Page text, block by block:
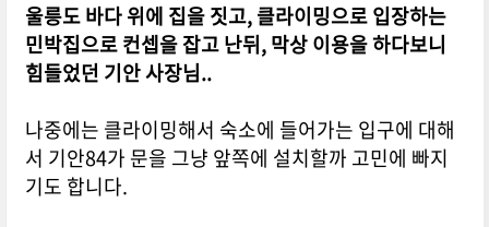
울릉도 바다 위에 집을 짓고, 클라이밍으로 입장하는
민박집으로 컨셉을 잡고 난뒤, 막상 이용을 하다보니
힘들었던 기안 사장님..
나중에는 클라이밍해서 숙소에 들어가는 입구에 대해
서 기안84가 문을 그냥 앞쪽에 설치할까 고민에 빠지
기도 합니다.